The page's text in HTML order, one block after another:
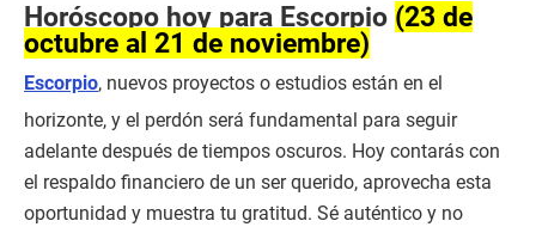
Horóscopo hoy para Escorpio (23 de
octubre al 21 de noviembre)
Escorpio, nuevos proyectos o estudios están en el
horizonte, y el perdón será fundamental para seguir
adelante después de tiempos oscuros. Hoy contarás con
el respaldo financiero de un ser querido, aprovecha esta
oportunidad y muestra tu gratitud. Sé auténtico y no